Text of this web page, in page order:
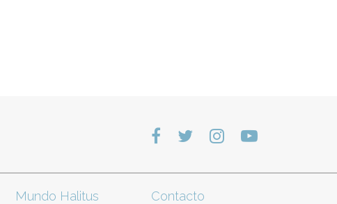
Mundo Halitus Contacto